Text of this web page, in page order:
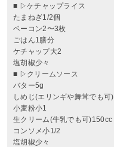
■ ▷ケチャップライス
たまねぎ1/2個
ベーコン2〜3枚
ごはん1膳分
ケチャップ大2
塩胡椒少々
■ ▷クリームソース
バター5g
しめじ(エリンギや舞茸でも可
小麦粉小1
生クリーム(牛乳でも可)150cc
コンソメ小1/2
塩胡椒少々